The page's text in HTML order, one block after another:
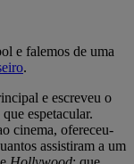
e falemos de uma
.
e escreveu o
espetacular.
cinema, ofereceu-
assistiram a um